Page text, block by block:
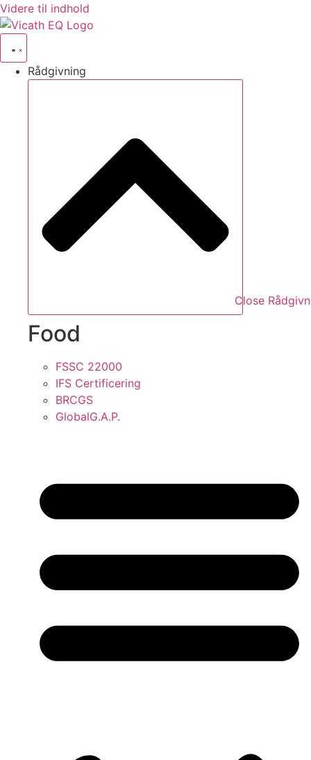
Videre til indhold
Rådgivning
Close
Food
FSSC 22000
IFS Certificering
BRCGS
GlobalG.A.P.